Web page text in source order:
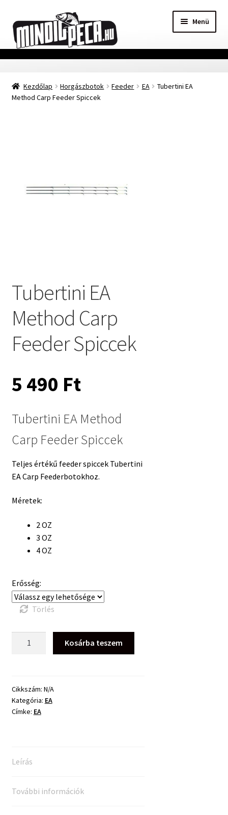
a
navigációhoz
a
tartalomba
Menü
Főoldal
Adatvédelmi nyilatkozat
Márkák
Kezdőlap Horgászbotok Feeder EA
Tubertini EA
Method Carp Feeder Spiccek
Tubertini EA
Method Carp
Feeder Spiccek
5 490 Ft
Tubertini EA Method
Carp Feeder Spiccek
Teljes értékű feeder spiccek Tubertini
EA Carp Feederbotokhoz.
Méretek:
2 OZ
3 OZ
4 OZ
Erősség:
Törlés
Feeder
Spiccek
mennyiség
Kosárba teszem
Cikkszám: N/A
Kategória: EA
Címke: EA
Leírás
További információk